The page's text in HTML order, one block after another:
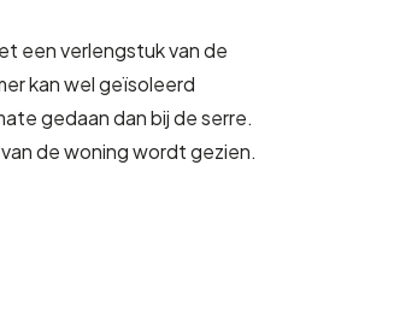
een verlengstuk van de
kan wel geïsoleerd
gedaan dan bij de serre.
de woning wordt gezien.